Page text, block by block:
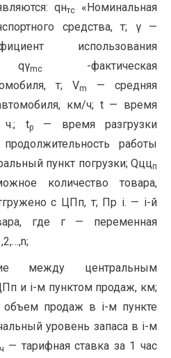
qнтс
«Но­минальная
средства, т; γ —
ис­пользования
qγmc
-факти­ческая
т; Vm
— средняя
автомобиля, км/ч; t — время
ч.; tp— время разгрузки
работы
пункт погрузки; Qццп
количество товара,
с ЦПп, т; Пр i. — i-й
где г — переменная
между центральным
и i-м пунктом продаж, км;
продаж в i-м пункте
уровень запаса в i-м
— тарифная ставка за 1 час